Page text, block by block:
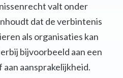
valt onder
dat de verbintenis
als organisaties kan
bijvoorbeeld aan een
aansprakelijkheid.